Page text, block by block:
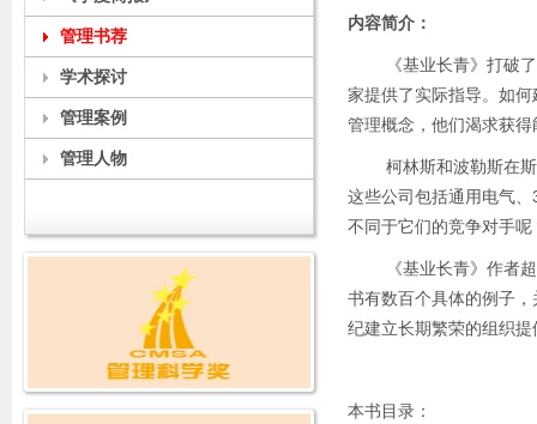
管理书荐
学术探讨
管理案例
管理人物
内容简介：
《基业长青》打破了
家提供了实际指导。如
管理概念，他们渴求获
柯林斯和波勒斯在斯
这些公司包括通用电气
不同于它们的竞争对手
《基业长青》作者超
书有数百个具体的例子
纪建立长期繁荣的组织
本书目录：